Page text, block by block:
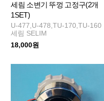
세림 소변기 뚜껑 고정구(2개
1SET)
U-477,U-478,TU-170,TU-160
세림 SELIM
18,000원